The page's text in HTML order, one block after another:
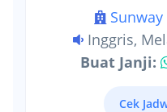
Inggris,
Buat Janji:
Cek